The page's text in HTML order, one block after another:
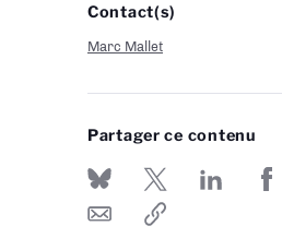
Contact(s)
Marc Mallet
Partager ce contenu